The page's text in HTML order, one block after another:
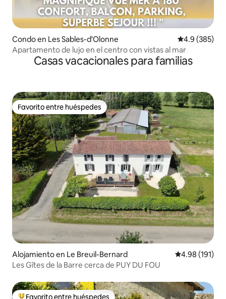
Condo en Les Sables-d'Olonne Calificación
4.9 (385)
Apartamento de lujo en el centro con vistas al mar
Casas vacacionales para familias
Favorito entre huéspedes
Favorito entre huéspedes
Alojamiento en Le Breuil-Bernard Calificación
4.98 (191)
Les Gîtes de la Barre cerca de PUY DU FOU
Favorito entre huéspedes